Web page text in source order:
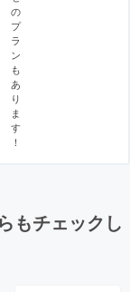
の
プ
ラ
ン
も
あ
り
ま
す
！
もチェックし